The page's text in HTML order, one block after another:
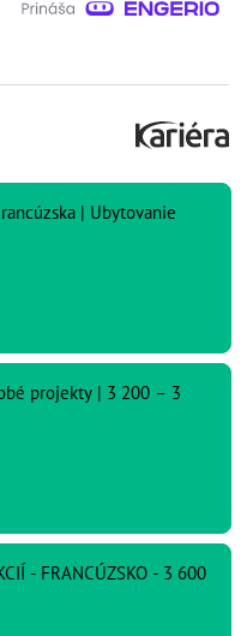
| Ubytovanie
projekty | 3 200 – 3
- FRANCÚZSKO - 3 600